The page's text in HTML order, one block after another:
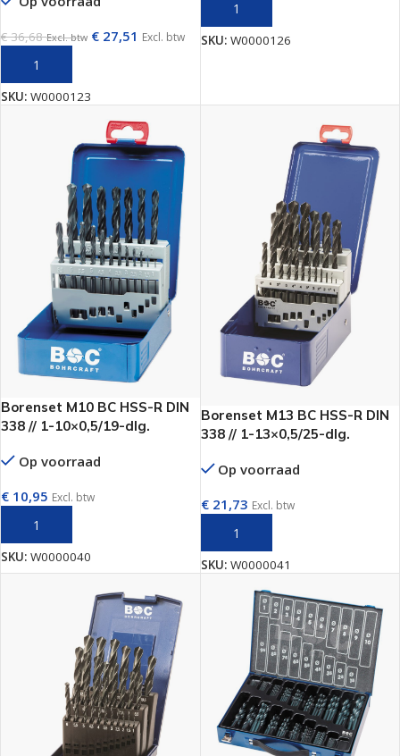
€36,68 Excl. btw € 27,51 Excl. btw
SKU: W0000123
SKU: W0000126
Borenset M10 BC HSS-R DIN
338 // 1-10×0,5/19-dlg.
Op voorraad
€ 10,95 Excl. btw
SKU: W0000040
Borenset M13 BC HSS-R DIN
338 // 1-13×0,5/25-dlg.
Op voorraad
€21,73 Excl. btw
SKU: W0000041